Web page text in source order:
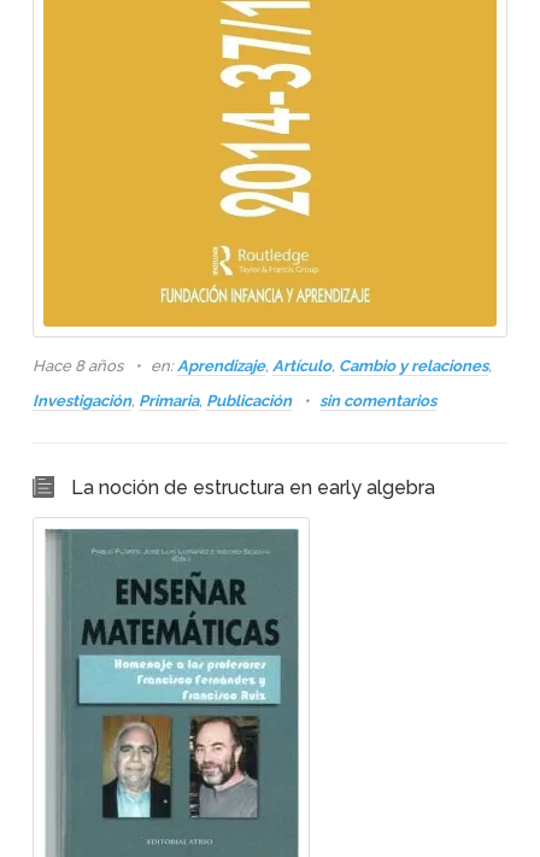
Hace 8 años en:Aprendizaje, Artículo, Cambio y relaciones,
Investigación, Primaria, Publicación sin comentarios
La noción de estructura en early algebra